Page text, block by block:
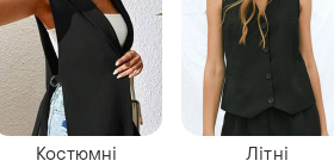
Костюмні Літні